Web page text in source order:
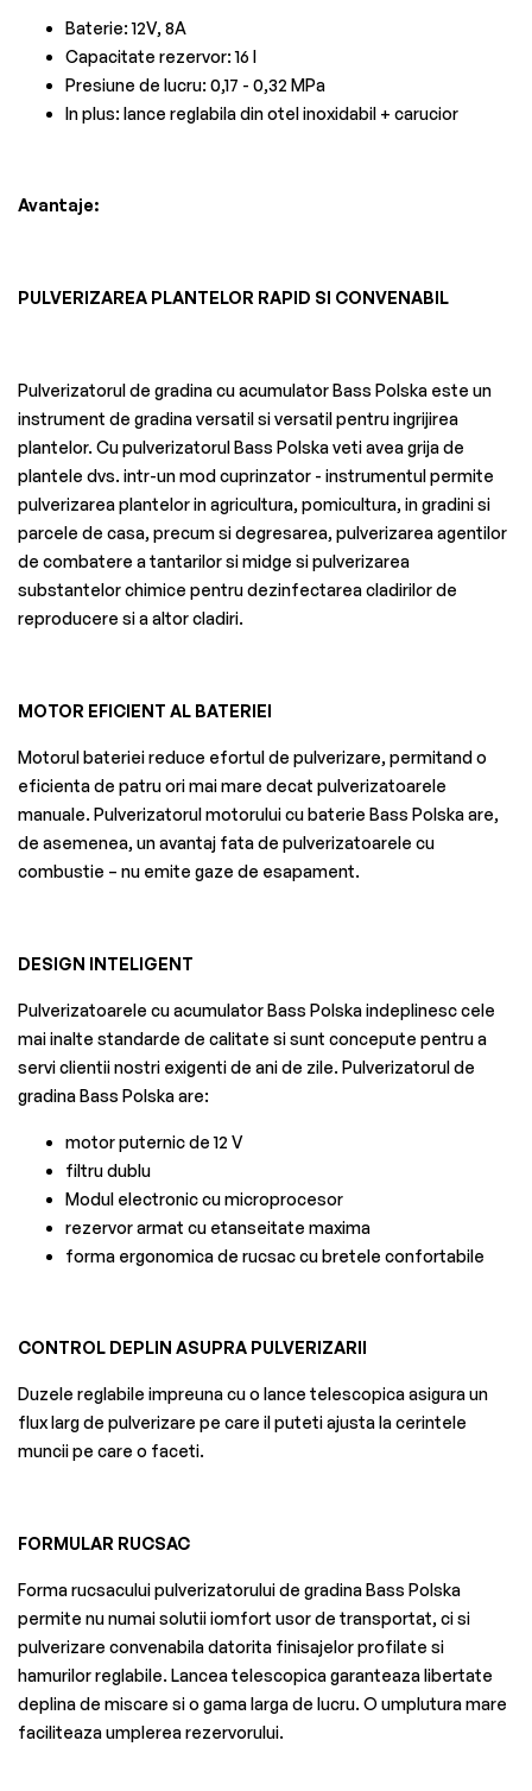
Baterie: 12V, 8A
Capacitate rezervor: 16 l
Presiune de lucru: 0,17 - 0,32 MPa
In plus: lance reglabila din otel inoxidabil + carucior
Avantaje:
PULVERIZAREA PLANTELOR RAPID SI CONVENABIL
Pulverizatorul de gradina cu acumulator Bass Polska este un
instrument de gradina versatil si versatil pentru ingrijirea
plantelor. Cu pulverizatorul Bass Polska veti avea grija de
plantele dvs. intr-un mod cuprinzator - instrumentul permite
pulverizarea plantelor in agricultura, pomicultura, in gradini si
parcele de casa, precum si degresarea, pulverizarea agentilor
de combatere a tantarilor si midge si pulverizarea
substantelor chimice pentru dezinfectarea cladirilor de
reproducere si a altor cladiri.
MOTOR EFICIENT AL BATERIEI
Motorul bateriei reduce efortul de pulverizare, permitand o
eficienta de patru ori mai mare decat pulverizatoarele
manuale. Pulverizatorul motorului cu baterie Bass Polska are,
de asemenea, un avantaj fata de pulverizatoarele cu
combustie – nu emite gaze de esapament.
DESIGN INTELIGENT
Pulverizatoarele cu acumulator Bass Polska indeplinesc cele
mai inalte standarde de calitate si sunt concepute pentru a
servi clientii nostri exigenti de ani de zile. Pulverizatorul de
gradina Bass Polska are:
motor puternic de 12 V
filtru dublu
Modul electronic cu microprocesor
rezervor armat cu etanseitate maxima
forma ergonomica de rucsac cu bretele confortabile
CONTROL DEPLIN ASUPRA PULVERIZARII
Duzele reglabile impreuna cu o lance telescopica asigura un
flux larg de pulverizare pe care il puteti ajusta la cerintele
muncii pe care o faceti.
FORMULAR RUCSAC
Forma rucsacului pulverizatorului de gradina Bass Polska
permite nu numai solutii iomfort usor de transportat, ci si
pulverizare convenabila datorita finisajelor profilate si
hamurilor reglabile. Lancea telescopica garanteaza libertate
deplina de miscare si o gama larga de lucru. O umplutura mare
faciliteaza umplerea rezervorului.